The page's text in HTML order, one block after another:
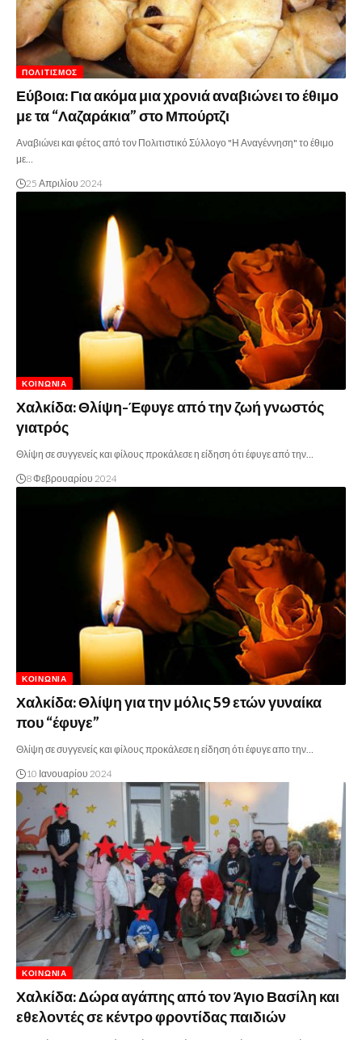
ΠΟΛΙΤΙΣΜΌΣ
Εύβοια: Για ακόμα μια χρονιά αναβιώνει το έθιμο
με τα “Λαζαράκια” στο Μπούρτζι
Αναβιώνει και φέτος από τον Πολιτιστικό Σύλλογο "Η Αναγέννηση" το έθιμο
με…
25 Απριλίου 2024
ΚΟΙΝΩΝΊΑ
Χαλκίδα: Θλίψη-Έφυγε από την ζωή γνωστός
γιατρός
Θλίψη σε συγγενείς και φίλους προκάλεσε η είδηση ότι έφυγε από την…
8 Φεβρουαρίου 2024
ΚΟΙΝΩΝΊΑ
Χαλκίδα: Θλίψη για την μόλις 59 ετών γυναίκα
που “έφυγε”
Θλίψη σε συγγενείς και φίλους προκάλεσε η είδηση ότι έφυγε απο την…
10 Ιανουαρίου 2024
ΚΟΙΝΩΝΊΑ
Χαλκίδα: Δώρα αγάπης από τον Άγιο Βασίλη και
εθελοντές σε κέντρο φροντίδας παιδιών